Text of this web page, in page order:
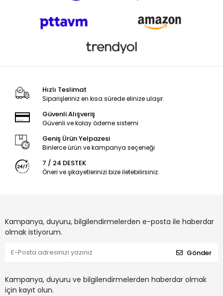
Hızlı Teslimat
Siparişleriniz en kısa sürede elinize ulaşır.
Güvenli Alışveriş
Güvenli ve kolay ödeme sistemi
Geniş Ürün Yelpazesi
Binlerce ürün ve kampanya seçeneği
7 / 24 DESTEK
Öneri ve şikayetlerinizi bize iletebilirsiniz.
Kampanya, duyuru, bilgilendirmelerden e-posta ile haberdar
olmak istiyorum.
Gönder
Kampanya, duyuru ve bilgilendirmelerden haberdar olmak
için kayıt olun.